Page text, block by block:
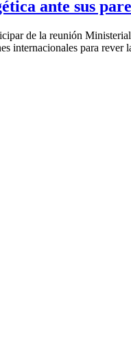
ante sus
de la reunión
internacionales para